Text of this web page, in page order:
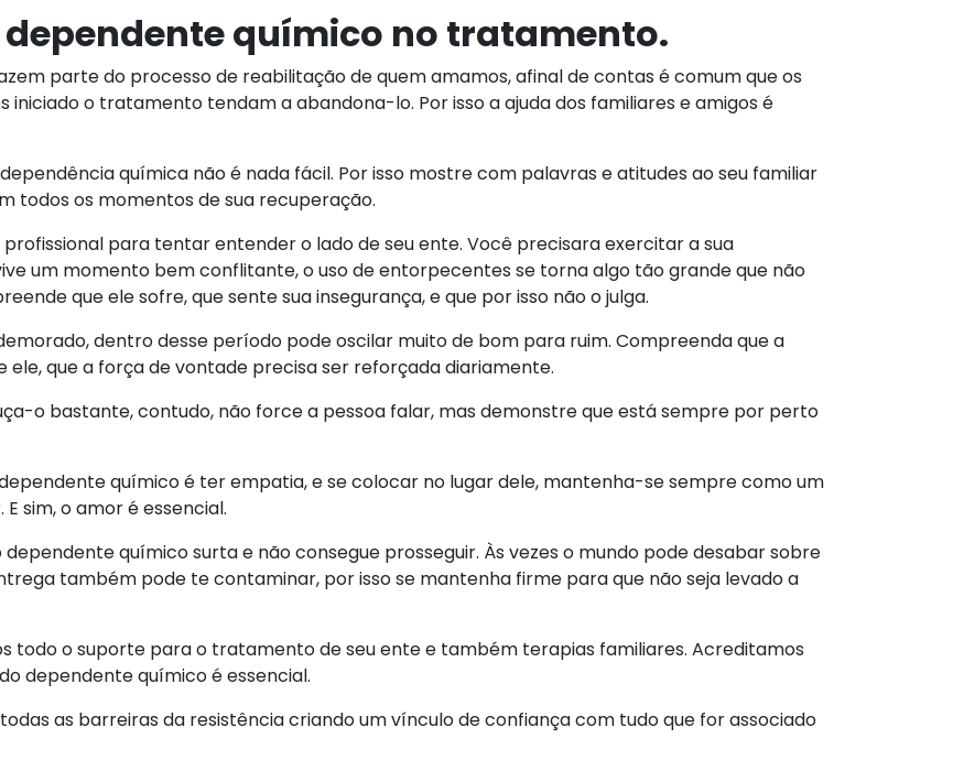
químico no tratamento.
parte do processo de reabilitação de quem amamos, afinal de contas é comum que os
iniciado o tratamento tendam a abandona-lo. Por isso a ajuda dos familiares e amigos é
química não é nada fácil. Por isso mostre com palavras e atitudes ao seu familiar
todos os momentos de sua recuperação.
profissional para tentar entender o lado de seu ente. Você precisara exercitar a sua
um momento bem conflitante, o uso de entorpecentes se torna algo tão grande que não
que ele sofre, que sente sua insegurança, e que por isso não o julga.
dentro desse período pode oscilar muito de bom para ruim. Compreenda que a
ele, que a força de vontade precisa ser reforçada diariamente.
o bastante, contudo, não force a pessoa falar, mas demonstre que está sempre por perto
químico é ter empatia, e se colocar no lugar dele, mantenha-se sempre como um
sim, o amor é essencial.
químico surta e não consegue prosseguir. Às vezes o mundo pode desabar sobre
também pode te contaminar, por isso se mantenha firme para que não seja levado a
todo o suporte para o tratamento de seu ente e também terapias familiares. Acreditamos
dependente químico é essencial.
as barreiras da resistência criando um vínculo de confiança com tudo que for associado